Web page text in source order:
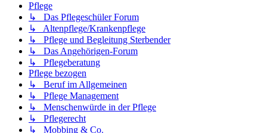
Pflege
↳ Das Pflegeschüler Forum
↳ Altenpflege/Krankenpflege
↳ Pflege und Begleitung Sterbender
↳ Das Angehörigen-Forum
↳ Pflegeberatung
Pflege bezogen
↳ Beruf im Allgemeinen
↳ Pflege Management
↳ Menschenwürde in der Pflege
↳ Pflegerecht
↳ Mobbing & Co.